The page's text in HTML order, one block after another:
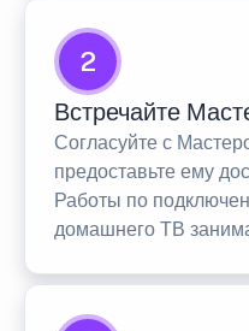
2
Встречайте
Согласуйте с
предоставьте ему
Работы по
домашнего ТВ